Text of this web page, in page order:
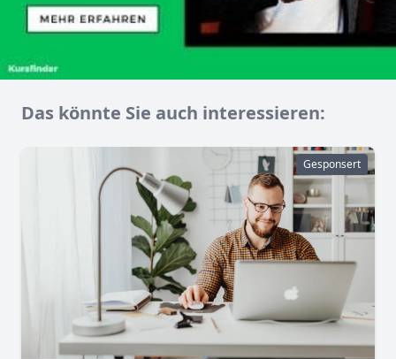
Das könnte Sie auch interessieren:
Gesponsert